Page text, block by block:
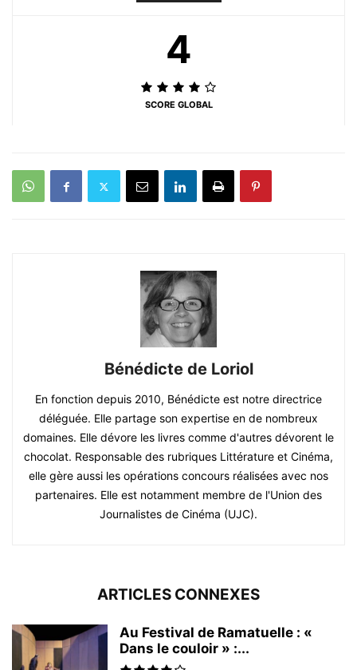
4
SCORE GLOBAL
Bénédicte de Loriol
En fonction depuis 2010, Bénédicte est notre directrice
déléguée. Elle partage son expertise en de nombreux
domaines. Elle dévore les livres comme d'autres dévorent le
chocolat. Responsable des rubriques Littérature et Cinéma,
elle gère aussi les opérations concours réalisées avec nos
partenaires. Elle est notamment membre de l'Union des
Journalistes de Cinéma (UJC).
ARTICLES CONNEXES
Au Festival de Ramatuelle : «
Dans le couloir » :...